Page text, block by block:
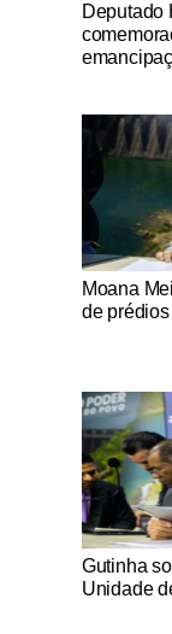
Deputado
Notícias
Moana
de
Notícias
Gutinha
Unidade